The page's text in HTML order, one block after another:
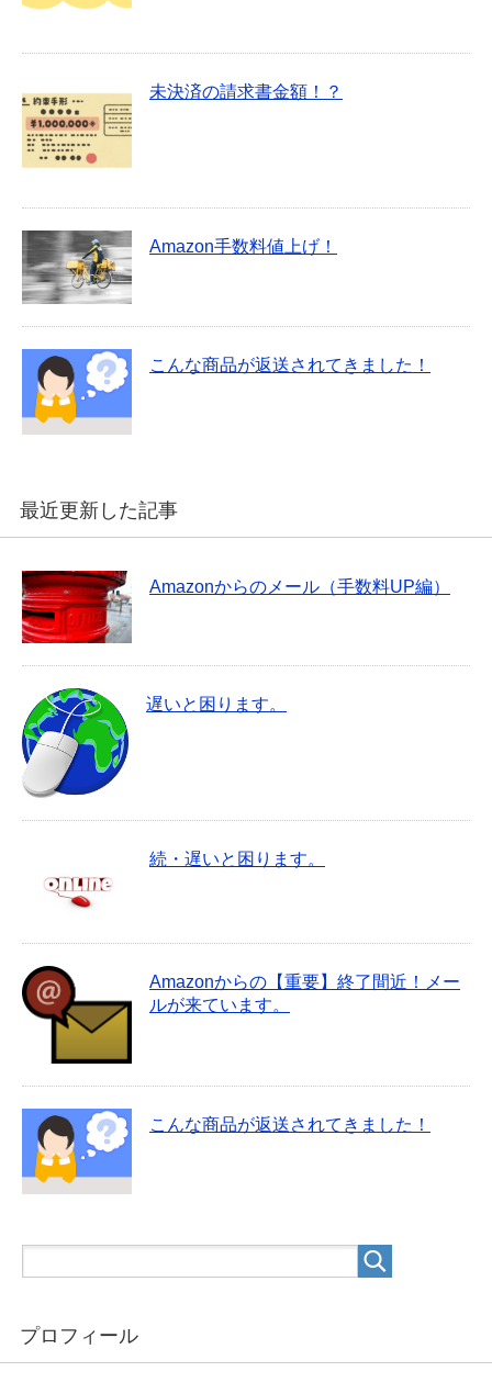
未決済の請求書金額！？
Amazon手数料値上げ！
こんな商品が返送されてきました！
最近更新した記事
Amazonからのメール（手数料UP編）
遅いと困ります。
続・遅いと困ります。
Amazonからの【重要】終了間近！メー
ルが来ています。
こんな商品が返送されてきました！
プロフィール